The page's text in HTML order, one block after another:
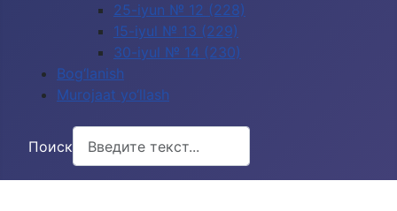
25-iyun № 12 (228)
15-iyul № 13 (229)
30-iyul № 14 (230)
Bog‘lanish
Murojaat yo‘llash
Поиск